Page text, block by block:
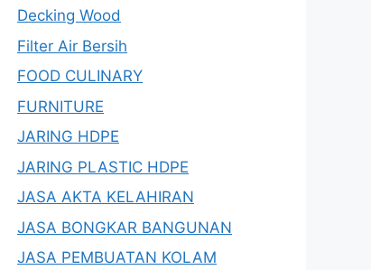
Decking Wood
Filter Air Bersih
FOOD CULINARY
FURNITURE
JARING HDPE
JARING PLASTIC HDPE
JASA AKTA KELAHIRAN
JASA BONGKAR BANGUNAN
JASA PEMBUATAN KOLAM